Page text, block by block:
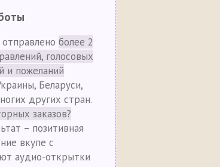
более 2
голосовых
и пожеланий
Беларуси,
других стран.
заказов?
– позитивная
вкупе с
аудио-открытки